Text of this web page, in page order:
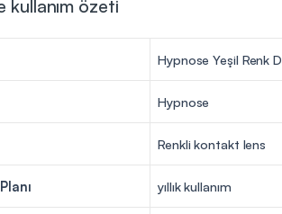
kullanım özeti
Hypnose Yeşil Renk
Hypnose
Renkli kontakt lens
yıllık kullanım